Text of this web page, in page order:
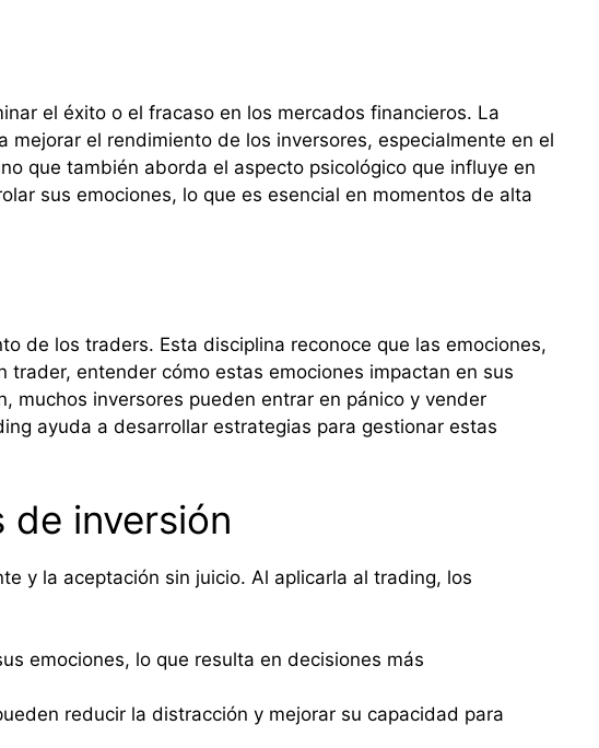
el éxito o el fracaso en los mercados financieros. La
el rendimiento de los inversores, especialmente en el
que también aborda el aspecto psicológico que influye en
sus emociones, lo que es esencial en momentos de alta
de los traders. Esta disciplina reconoce que las emociones,
entender cómo estas emociones impactan en sus
muchos inversores pueden entrar en pánico y vender
ayuda a desarrollar estrategias para gestionar estas
de inversión
y la aceptación sin juicio. Al aplicarla al trading, los
emociones, lo que resulta en decisiones más
reducir la distracción y mejorar su capacidad para